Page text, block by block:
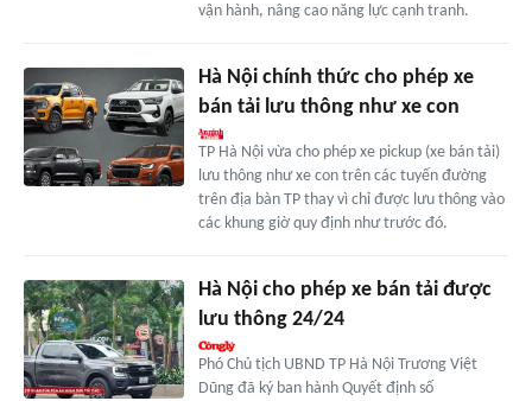
vận hành, nâng cao năng lực cạnh tranh.
Hà Nội chính thức cho phép xe
bán tải lưu thông như xe con
TP Hà Nội vừa cho phép xe pickup (xe bán tải)
lưu thông như xe con trên các tuyến đường
trên địa bàn TP thay vì chỉ được lưu thông vào
các khung giờ quy định như trước đó.
Hà Nội cho phép xe bán tải được
lưu thông 24/24
Phó Chủ tịch UBND TP Hà Nội Trương Việt
Dũng đã ký ban hành Quyết định số